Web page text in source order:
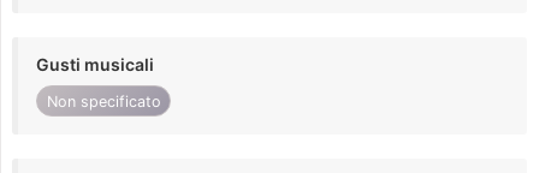
Gusti musicali
Non specificato